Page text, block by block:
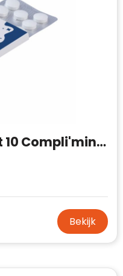
Sleeve en blister met 10 Compli'mints
Bekijk